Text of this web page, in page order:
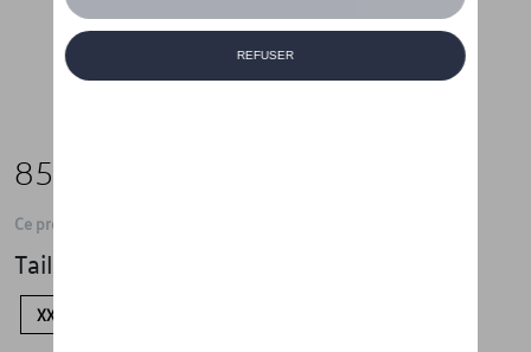
85,00 €
Ce produit n'est actuellement pas de stock
Taille
XXL